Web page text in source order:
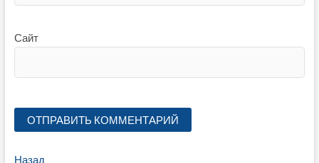
Сайт
НазадПредыдущая